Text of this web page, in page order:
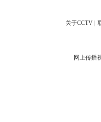
关于CCTV |
网上传播